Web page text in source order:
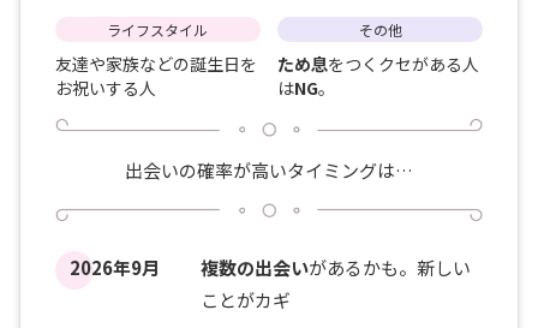
ライフスタイル
友達や家族などの誕生日を
お祝いする人
その他
ため息をつくクセがある人
はNG。
出会いの確率が高いタイミングは…
2026年9月 複数の出会いがあるかも。新しい
ことがカギ